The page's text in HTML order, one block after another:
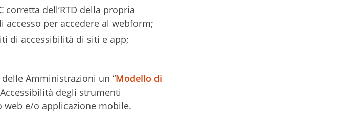
corretta dell’RTD della propria
accesso per accedere al webform;
di accessibilità di siti e app;
Amministrazioni un “Modello di
degli strumenti
e/o applicazione mobile.